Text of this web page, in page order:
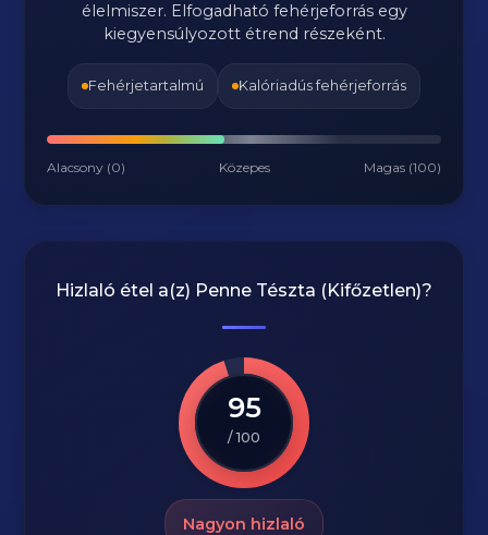
élelmiszer. Elfogadható fehérjeforrás egy
kiegyensúlyozott étrend részeként.
Fehérjetartalmú Kalóriadús fehérjeforrás
Alacsony (0) Közepes Magas (100)
Hizlaló étel a(z) Penne Tészta (Kifőzetlen)?
95
/ 100
Nagyon hizlaló